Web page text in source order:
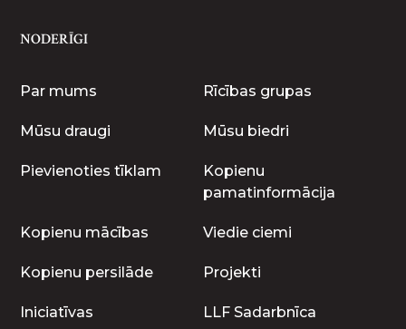
NODERĪGI
Par mums Rīcības grupas
Mūsu draugi Mūsu biedri
Pievienoties tīklam
Kopienu
pamatinformācija
Kopienu mācības Viedie ciemi
Kopienu persilāde Projekti
Iniciatīvas LLF Sadarbnīca